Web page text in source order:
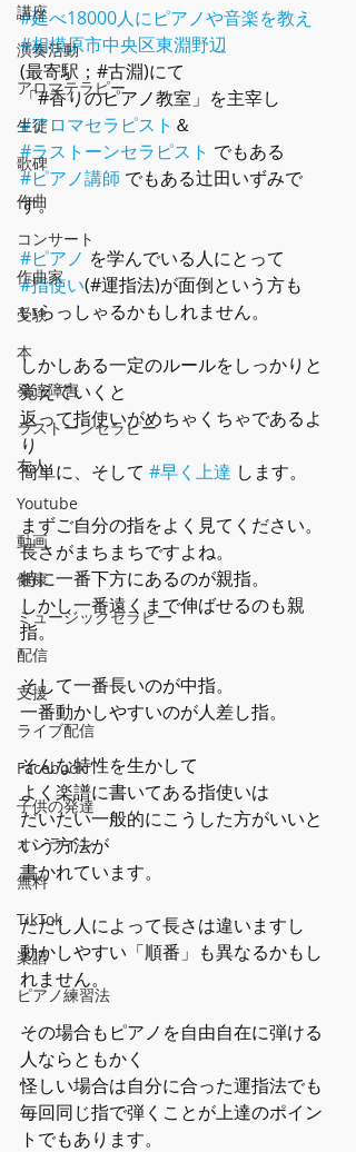
講座
演奏活動
アロマテラピー
生徒
歌碑
作曲
コンサート
作曲家
受験
本
発達障害
ラストーンセラピー
友人
Youtube
動画
健康
ミュージックセラピー
配信
支援
ライブ配信
Facebook
子供の発達
オンライン
無料
TikTok
楽譜
ピアノ練習法
#延べ18000人にピアノや音楽を教え
#相模原市中央区東淵野辺
(最寄駅；#古淵)にて
「#香りのピアノ教室」を主宰し
#アロマセラピスト ＆
#ラストーンセラピスト でもある
#ピアノ講師 でもある辻田いずみで
す。
#ピアノ を学んでいる人にとって
#指使い(#運指法)が面倒という方も
いらっしゃるかもしれません。
しかしある一定のルールをしっかりと
覚えていくと
返って指使いがめちゃくちゃであるよ
り
簡単に、そして #早く上達 します。
まずご自分の指をよく見てください。
長さがまちまちですよね。
特に一番下方にあるのが親指。
しかし一番遠くまで伸ばせるのも親
指。
そして一番長いのが中指。
一番動かしやすいのが人差し指。
そんな特性を生かして
よく楽譜に書いてある指使いは
だいたい一般的にこうした方がいいと
いう方法が
書かれています。
ただし人によって長さは違いますし
動かしやすい「順番」も異なるかもし
れません。
その場合もピアノを自由自在に弾ける
人ならともかく
怪しい場合は自分に合った運指法でも
毎回同じ指で弾くことが上達のポイン
トでもあります。